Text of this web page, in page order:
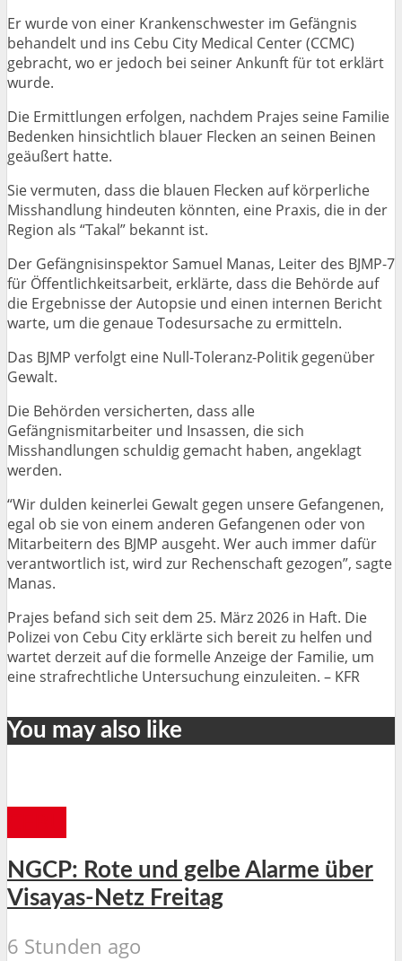
Er wurde von einer Krankenschwester im Gefängnis
behandelt und ins Cebu City Medical Center (CCMC)
gebracht, wo er jedoch bei seiner Ankunft für tot erklärt
wurde.
Die Ermittlungen erfolgen, nachdem Prajes seine Familie
Bedenken hinsichtlich blauer Flecken an seinen Beinen
geäußert hatte.
Sie vermuten, dass die blauen Flecken auf körperliche
Misshandlung hindeuten könnten, eine Praxis, die in der
Region als “Takal” bekannt ist.
Der Gefängnisinspektor Samuel Manas, Leiter des BJMP-7
für Öffentlichkeitsarbeit, erklärte, dass die Behörde auf
die Ergebnisse der Autopsie und einen internen Bericht
warte, um die genaue Todesursache zu ermitteln.
Das BJMP verfolgt eine Null-Toleranz-Politik gegenüber
Gewalt.
Die Behörden versicherten, dass alle
Gefängnismitarbeiter und Insassen, die sich
Misshandlungen schuldig gemacht haben, angeklagt
werden.
“Wir dulden keinerlei Gewalt gegen unsere Gefangenen,
egal ob sie von einem anderen Gefangenen oder von
Mitarbeitern des BJMP ausgeht. Wer auch immer dafür
verantwortlich ist, wird zur Rechenschaft gezogen”, sagte
Manas.
Prajes befand sich seit dem 25. März 2026 in Haft. Die
Polizei von Cebu City erklärte sich bereit zu helfen und
wartet derzeit auf die formelle Anzeige der Familie, um
eine strafrechtliche Untersuchung einzuleiten. – KFR
You may also like
NGCP: Rote und gelbe Alarme über
Visayas-Netz Freitag
6 Stunden ago